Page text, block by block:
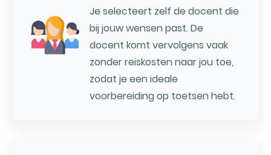
Je selecteert zelf de docent die
bij jouw wensen past. De
docent komt vervolgens vaak
zonder reiskosten naar jou toe,
zodat je een ideale
voorbereiding op toetsen hebt.